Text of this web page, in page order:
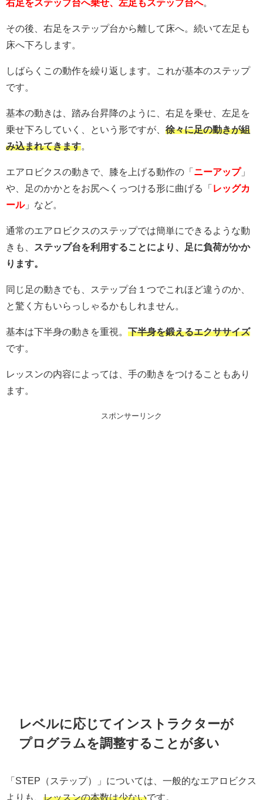
右足をステップ台へ乗せ、左足もステップ台へ。
その後、右足をステップ台から離して床へ。続いて左足も
床へ下ろします。
しばらくこの動作を繰り返します。これが基本のステップ
です。
基本の動きは、踏み台昇降のように、右足を乗せ、左足を
乗せ下ろしていく、という形ですが、 徐々に足の動きが組
み込まれてきます
エアロビクスの動きで、膝を上げる動作の「 ニーアップ」
や、足のかかとをお尻へくっつける形に曲げる「 レッグカ
ール」など。
通常のエアロビクスのステップでは簡単にできるような動
きも、
ステップ台を利用することにより、足に負荷がかか
ります。
同じ足の動きでも、ステップ台１つでこれほど違うのか、
と驚く方もいらっしゃるかもしれません。
基本は下半身の動きを重視。 下半身を鍛えるエクササイズ
です。
レッスンの内容によっては、手の動きをつけることもあり
ます。
スポンサーリンク
レベルに応じてインストラクターが
プログラムを調整することが多い
「STEP（ステップ）」については、一般的なエアロビクス
よりも、 レッスンの本数は少ないです。